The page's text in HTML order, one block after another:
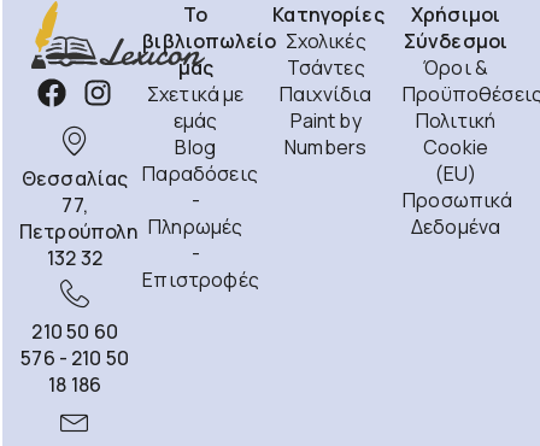
Θεσσαλίας
77,
Πετρούπολη
132 32
210 50 60
576 - 210 50
18 186
Το
βιβλιοπωλείο
μας
Σχετικά με
εμάς
Blog
Παραδόσεις
-
Πληρωμές
-
Επιστροφές
Κατηγορίες
Σχολικές
Τσάντες
Παιχνίδια
Paint by
Numbers
Χρήσιμοι
Σύνδεσμοι
Όροι &
Πολιτική
Cookie
(EU)
Προσωπικά
Δεδομένα